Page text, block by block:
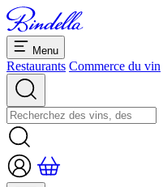
Menu
Restaurants Commerce du vin